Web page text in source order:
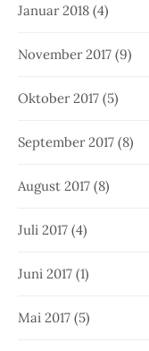
Januar 2018 (4)
November 2017 (9)
Oktober 2017 (5)
September 2017 (8)
August 2017 (8)
Juli 2017 (4)
Juni 2017 (1)
Mai 2017 (5)